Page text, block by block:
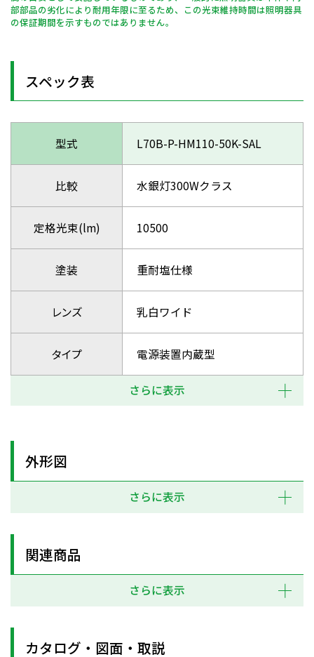
部部品の劣化により耐用年限に至るため、この光束維持時間は照明器具
の保証期間を示すものではありません。
スペック表
型式 L70B-P-HM110-50K-SAL
比較 水銀灯300Wクラス
定格光束(lm) 10500
塗装 重耐塩仕様
レンズ 乳白ワイド
タイプ 電源装置内蔵型
さらに表示
外形図
さらに表示
関連商品
さらに表示
カタログ・図面・取説